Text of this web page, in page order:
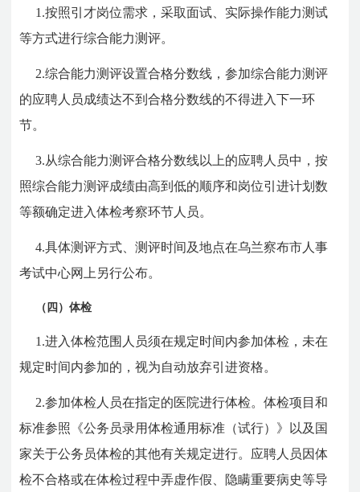
1.按照引才岗位需求，采取面试、实际操作能力测试
等方式进行综合能力测评。
2.综合能力测评设置合格分数线，参加综合能力测评
的应聘人员成绩达不到合格分数线的不得进入下一环
节。
3.从综合能力测评合格分数线以上的应聘人员中，按
照综合能力测评成绩由高到低的顺序和岗位引进计划数
等额确定进入体检考察环节人员。
4.具体测评方式、测评时间及地点在乌兰察布市人事
考试中心网上另行公布。
（四）体检
1.进入体检范围人员须在规定时间内参加体检，未在
规定时间内参加的，视为自动放弃引进资格。
2.参加体检人员在指定的医院进行体检。体检项目和
标准参照《公务员录用体检通用标准（试行）》以及国
家关于公务员体检的其他有关规定进行。应聘人员因体
检不合格或在体检过程中弄虚作假、隐瞒重要病史等导